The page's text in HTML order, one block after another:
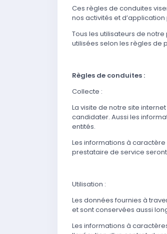
Ces règles de conduites
nos activités et
Tous les utilisateurs de
utilisées selon les règles de
Règles de conduites :
Collecte :
La visite de notre site
candidater. Aussi les
entités.
Les informations à
prestataire de service
Utilisation :
Les données fournies à
et sont conservées aussi
Les informations à